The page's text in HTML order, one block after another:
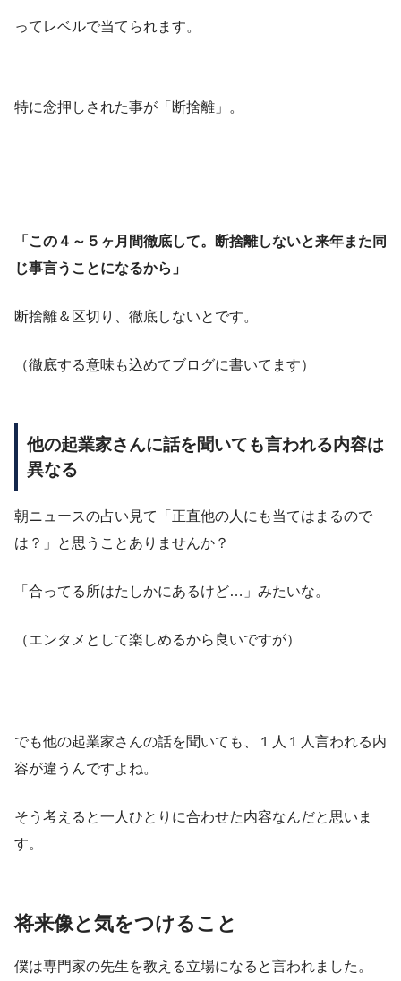
ってレベルで当てられます。
特に念押しされた事が「 断捨離 」。
「この４～５ヶ月間徹底して。断捨離しないと来年また同
じ事言うことになるから」
断捨離＆区切り、徹底しないとです。
（徹底する意味も込めてブログに書いてます）
他の起業家さんに話を聞いても言われる内容は
異なる
朝ニュースの占い見て「正直他の人にも当てはまるので
は？」と思うことありませんか？
「合ってる所はたしかにあるけど…」みたいな。
（エンタメとして楽しめるから良いですが）
でも他の起業家さんの話を聞いても、１人１人言われる内
容が違うんですよね。
そう考えると一人ひとりに合わせた内容なんだと思いま
す。
将来像と気をつけること
僕は専門家の先生を教える立場になると言われました。